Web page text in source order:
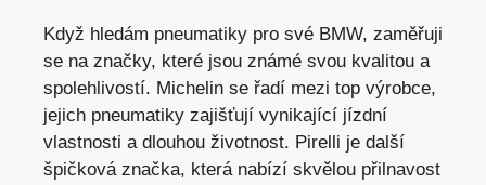
Když hledám pneumatiky pro své BMW, zaměřuji
se na značky, které jsou známé svou kvalitou a
spolehlivostí. Michelin se řadí mezi top výrobce,
jejich pneumatiky zajišťují vynikající jízdní
vlastnosti a dlouhou životnost. Pirelli je další
špičková značka, která nabízí skvělou přilnavost